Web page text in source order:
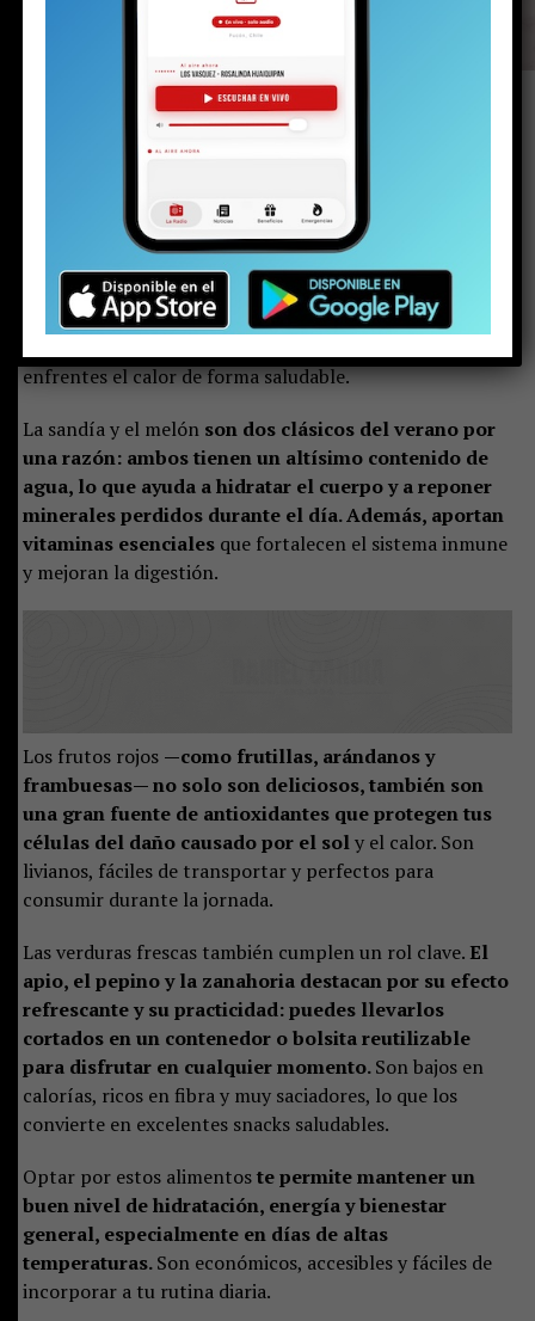
hidratados y nutridos se vuelve fundamental. En
estos días calurosos, la fruta fresca y algunas
verduras crujientes se convierten en una excelente
opción para cuidarte sin complicaciones.El Hospital
Clínico San Francisco de Pucón quiere entregarte
enfrentes el calor de forma saludable.
La sandía y el melón son dos clásicos del verano por
una razón: ambos tienen un altísimo contenido de
agua, lo que ayuda a hidratar el cuerpo y a reponer
minerales perdidos durante el día. Además, aportan
vitaminas esencialesque fortalecen el sistema inmune
y mejoran la digestión.
Los frutos rojos —como frutillas, arándanos y
frambuesas— no solo son deliciosos, también son
una gran fuente de antioxidantes que protegen tus
células del daño causado por el soly el calor. Son
livianos, fáciles de transportar y perfectos para
consumir durante la jornada.
Las verduras frescas también cumplen un rol clave. El
apio, el pepino y la zanahoria destacan por su efecto
refrescante y su practicidad: puedes llevarlos
cortados en un contenedor o bolsita reutilizable
para disfrutar en cualquier momento.Son bajos en
calorías, ricos en fibra y muy saciadores, lo que los
convierte en excelentes snacks saludables.
Optar por estos alimentoste permite mantener un
buen nivel de hidratación, energía y bienestar
general, especialmente en días de altas
temperaturas.Son económicos, accesibles y fáciles de
incorporar a tu rutina diaria.